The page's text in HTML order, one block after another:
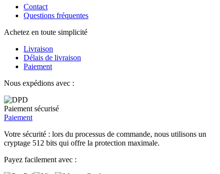
Contact
Questions fréquentes
Achetez en toute simplicité
Livraison
Délais de livraison
Paiement
Nous expédions avec :
Paiement sécurisé
Paiement
Votre sécurité : lors du processus de commande, nous utilisons un
cryptage 512 bits qui offre la protection maximale.
Payez facilement avec :